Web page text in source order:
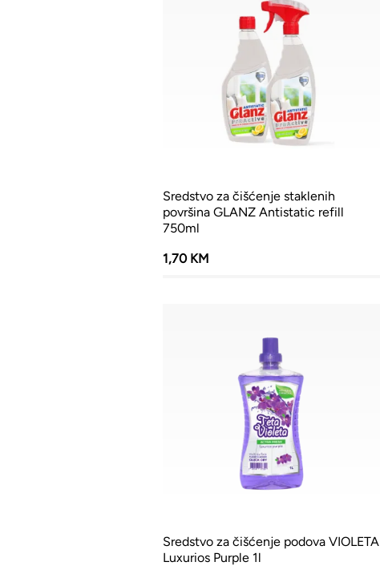
Sredstvo za čišćenje staklenih
površina GLANZ Antistatic refill
750ml
1,70 KM
Sredstvo za čišćenje podova VIOLETA
Luxurios Purple 1l